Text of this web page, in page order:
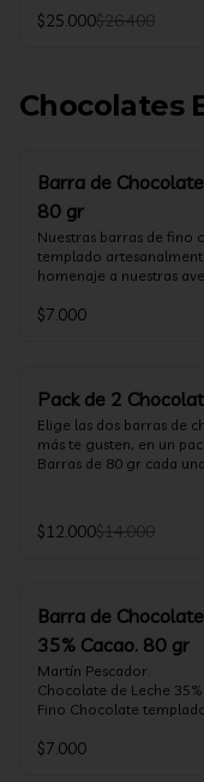
Info Nutricional
$25.000$26.400
Chocolates
Barra de
80 gr
Nuestras barras de fino
templado
homenaje a nuestras
$7.000
Pack de 2
Elige las dos barras de
más te gusten, en un
Barras de 80 gr cada una.
$12.000$14.000
Barra de
35% Cacao. 80 gr
Martín Pescador.
Chocolate de Leche
Fino Chocolate
leche, notas de
$7.000